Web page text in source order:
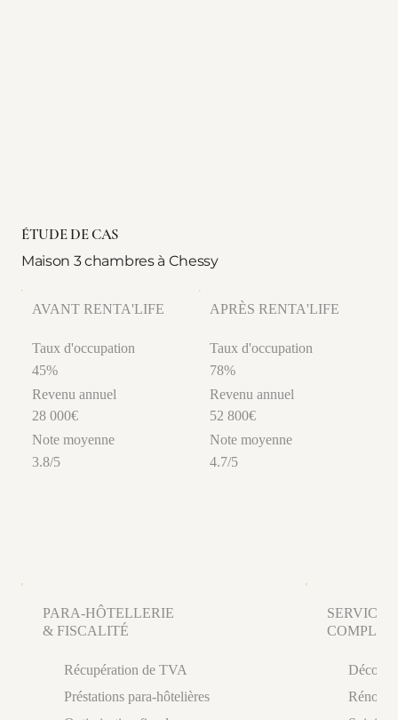
PARA-HÔTELLERIE
& FISCALITÉ
Récupération de TVA
Préstations para-hôtelières
SERVICES
ÉTUDE DE CAS
Maison 3 chambres à Chessy
AVANT RENTA'LIFE
Taux d'occupation
45%
Revenu annuel
28 000€
Note moyenne
3.8/5
APRÈS RENTA'LIFE
Taux d'occupation
78%
Revenu annuel
52 800€
Note moyenne
4.7/5